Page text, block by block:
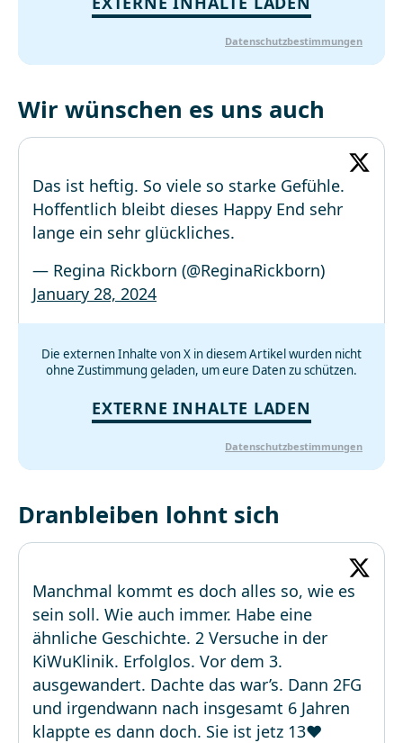
Datenschutzbestimmungen
Wir wünschen es uns auch
Das ist heftig. So viele so starke Gefühle.
Hoffentlich bleibt dieses Happy End sehr
lange ein sehr glückliches.
— Regina Rickborn (@ReginaRickborn)
January 28, 2024
Die externen Inhalte von X in diesem Artikel wurden nicht
ohne Zustimmung geladen, um eure Daten zu schützen.
EXTERNE INHALTE LADEN
Datenschutzbestimmungen
Dranbleiben lohnt sich
Manchmal kommt es doch alles so, wie es
sein soll. Wie auch immer. Habe eine
ähnliche Geschichte. 2 Versuche in der
KiWuKlinik. Erfolglos. Vor dem 3.
ausgewandert. Dachte das war’s. Dann 2FG
und irgendwann nach insgesamt 6 Jahren
klappte es dann doch. Sie ist jetz 13❤️